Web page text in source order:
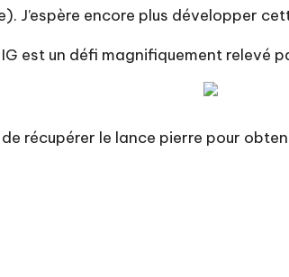
J’espère encore plus développer
est un défi magnifiquement relevé
récupérer le lance pierre pour